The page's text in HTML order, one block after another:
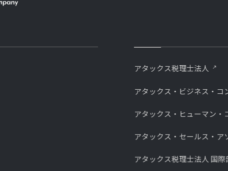
アタックス税理士法人
アタックス・ビジネス・コ
アタックス・ヒューマン・
アタックス・セールス・ア
アタックス税理士法人 国際